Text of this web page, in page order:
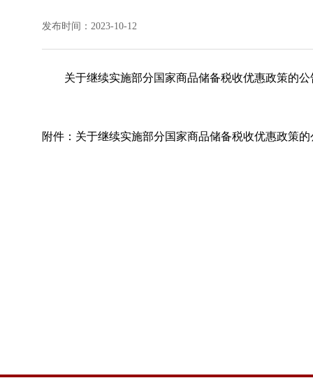
发布时间：2023-10-12
关于继续实施部分国家商品储备税收优惠政策的
附件： 关于继续实施部分国家商品储备税收优惠政策